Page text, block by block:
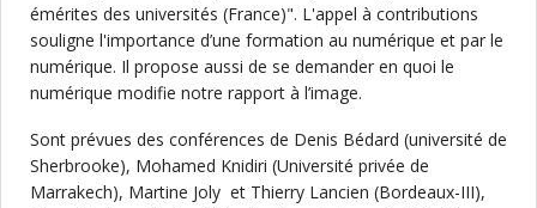
émérites des universités (France)". L'appel à contributions
souligne l'importance d’une formation au numérique et par le
numérique. Il propose aussi de se demander en quoi le
numérique modifie notre rapport à l’image.
Sont prévues des conférences de Denis Bédard (université de
Sherbrooke), Mohamed Knidiri (Université privée de
Marrakech), Martine Joly et Thierry Lancien (Bordeaux-III),